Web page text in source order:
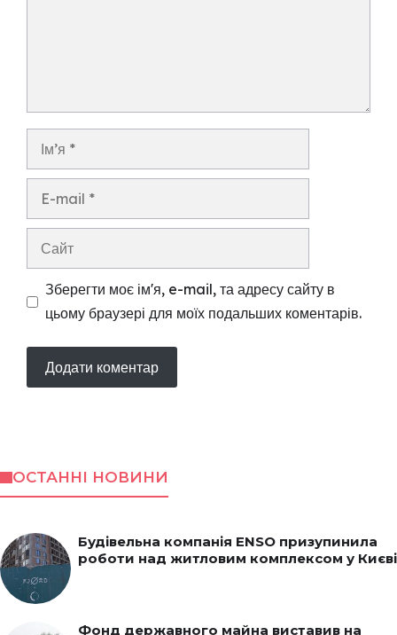
Ім’я
Сайт
Зберегти моє ім'я, e-mail, та адресу сайту в
цьому браузері для моїх подальших коментарів.
ОСТАННІ НОВИНИ
Будівельна компанія ENSO призупинила
роботи над житловим комплексом у Києві
Фонд державного майна виставив на